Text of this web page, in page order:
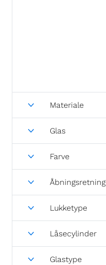
Materiale
Glas
Farve
Åbningsretning
Lukketype
Låsecylinder
Glastype